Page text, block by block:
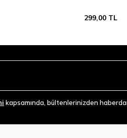
299,00 TL
kapsamında, bültenlerinizden